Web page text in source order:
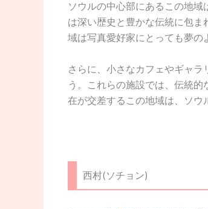
ソウルの中心部にあるこの地
は深い歴史と豊かな伝統に包
域は写真愛好家にとっても夢の
さらに、小さなカフェやギャ
う。これらの施設では、伝統
在が交差するこの地域は、ソウ
西村(ソチョン)